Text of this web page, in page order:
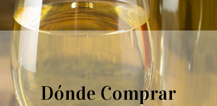
Dónde Comprar